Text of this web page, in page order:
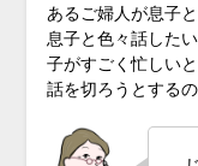
あるご婦人が息子
息子と色々話した
子がすごく忙しい
話を切ろうとする